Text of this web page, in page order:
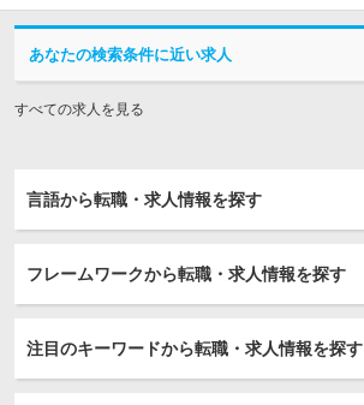
あなたの検索条件に近い求人
すべての求人を見る
言語から転職・求人情報を探す
フレームワークから転職・求人情報を探す
注目のキーワードから転職・求人情報を探す